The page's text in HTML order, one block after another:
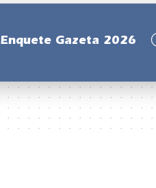
Enquete Gazeta 2026